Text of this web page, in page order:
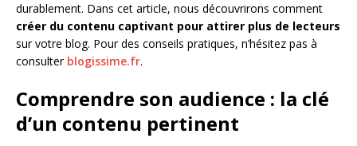
durablement. Dans cet article, nous découvrirons comment
créer du contenu captivant pour attirer plus de lecteurs
sur votre blog. Pour des conseils pratiques, n’hésitez pas à
consulter blogissime.fr.
Comprendre son audience : la clé
d’un contenu pertinent